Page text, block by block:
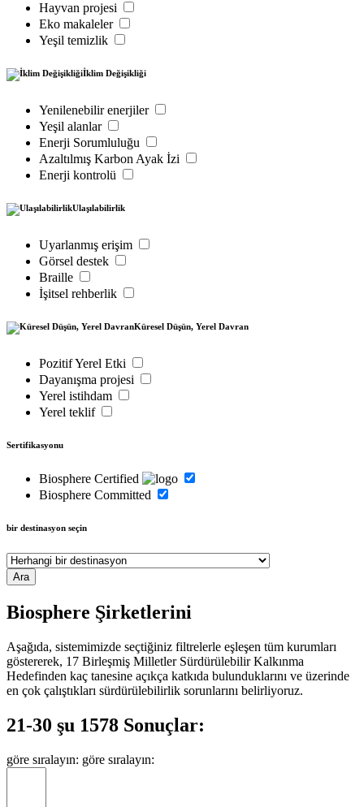
Hayvan projesi
Eko makaleler
Yeşil temizlik
İklim Değişikliği
Yenilenebilir enerjiler
Yeşil alanlar
Enerji Sorumluluğu
Azaltılmış Karbon Ayak İzi
Enerji kontrolü
Ulaşılabilirlik
Uyarlanmış erişim
Görsel destek
Braille
İşitsel rehberlik
Küresel Düşün, Yerel Davran
Pozitif Yerel Etki
Dayanışma projesi
Yerel istihdam
Yerel teklif
Sertifikasyonu
Biosphere Certified
Biosphere Committed
bir destinasyon seçin
Biosphere Şirketlerini
Aşağıda, sistemimizde seçtiğiniz filtrelerle eşleşen tüm kurumları
göstererek, 17 Birleşmiş Milletler Sürdürülebilir Kalkınma
Hedefinden kaç tanesine açıkça katkıda bulunduklarını ve üzerinde
en çok çalıştıkları sürdürülebilirlik sorunlarını belirliyoruz.
21-30 şu 1578 Sonuçlar:
göre sıralayın: göre sıralayın: